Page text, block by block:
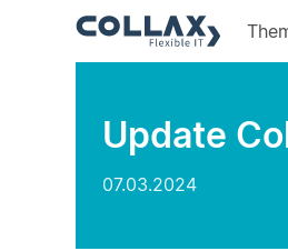
Update
07.03.2024